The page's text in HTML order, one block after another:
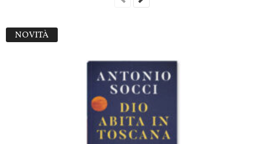
NOVITÀ